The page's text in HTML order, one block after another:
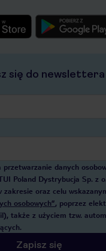
się do newslettera
przetwarzanie danych
Poland Dystrybucja Sp. z
zakresie oraz celu
osobowych”, poprzez
także z użyciem tzw.
Zapisz się